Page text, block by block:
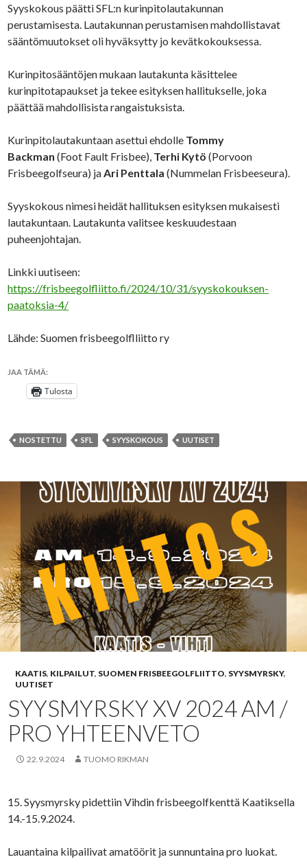
Syyskokous päätti SFL:n kurinpitolautakunnan
perustamisesta. Lautakunnan perustamisen mahdollistavat
sääntömuutokset oli hyväksytty jo kevätkokouksessa.
Kurinpitosääntöjen mukaan lautakunta käsittelee
kurinpitotapaukset ja tekee esityksen hallitukselle, joka
päättää mahdollisista rangaistuksista.
Kurinpitolautakuntaan asettui ehdolle Tommy
Backman(Foot Fault Frisbee), Terhi Kytö(Porvoon
Frisbeegolfseura) ja Ari Penttala(Nummelan Frisbeeseura).
Syyskokous nimesi heidät hallituksen esityksen mukaisesti
lautakuntaan. Lautakunta valitsee keskuudestaan
puheenjohtajan.
Linkki uutiseen:
https://frisbeegolfliitto.fi/2024/10/31/syyskokouksen-
paatoksia-4/
Lähde: Suomen frisbeegolflliitto ry
JAA TÄMÄ:
Tulosta
NOSTETTU SFL SYYSKOKOUS UUTISET
KAATIS, KILPAILUT, SUOMEN FRISBEEGOLFLIITTO, SYYSMYRSKY,
UUTISET
SYYSMYRSKY XV 2024 AM /
PRO YHTEENVETO
22.9.2024 TUOMO RIKMAN
15. Syysmyrsky pidettiin Vihdin frisbeegolfkenttä Kaatiksella
14.-15.9.2024.
Lauantaina kilpailivat amatöörit ja sunnuntaina pro luokat.